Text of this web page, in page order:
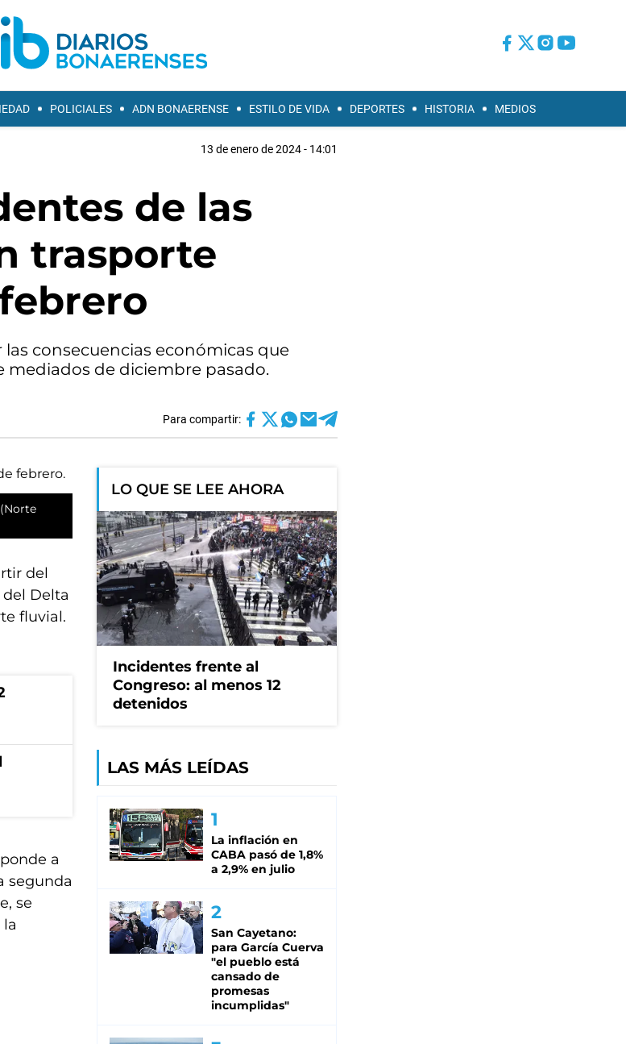
POLICIALES ADN BONAERENSE ESTILO DE VIDA DEPORTES HISTORIA MEDIOS
13 de enero de 2024 - 14:01
de las
trasporte
consecuencias económicas que
mediados de diciembre pasado.
Para compartir:
del
del Delta
fluvial.
a
segunda
se
LO QUE SE LEE AHORA
Incidentes frente al
Congreso: al menos 12
detenidos
LAS MÁS LEÍDAS
La inflación en
CABA pasó de 1,8%
a 2,9% en julio
San Cayetano:
para García Cuerva
"el pueblo está
cansado de
promesas
incumplidas"